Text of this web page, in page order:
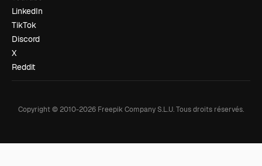
LinkedIn
TikTok
Discord
X
Reddit
Copyright © 2010-2026 Freepik Company S.L.U.Tous droits réservés.